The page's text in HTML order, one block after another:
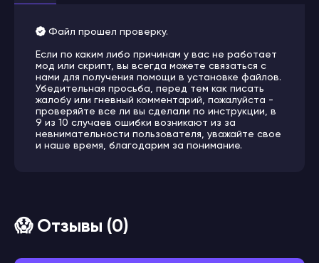
Файл прошел проверку.
Если по каким либо причинам у вас не работает
мод или скрипт, вы всегда можете связаться с
нами для получения помощи в установке файлов.
Убедительная просьба, перед тем как писать
жалобу или гневный комментарий, пожалуйста -
проверяйте все ли вы сделали по инструкции, в
9 из 10 случаев ошибки возникают из за
невнимательности пользователя, уважайте свое
и наше время, благодарим за понимание.
😱 Отзывы (0)